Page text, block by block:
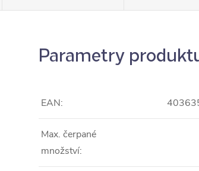
Parametry
EAN:
Max. čerpané
množství: